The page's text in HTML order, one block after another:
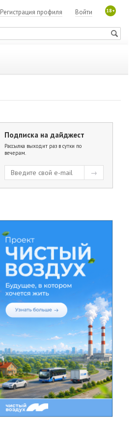
18+
Войти
Регистрация профиля
Подписка на дайджест
Рассылка выходит раз в сутки по
вечерам.